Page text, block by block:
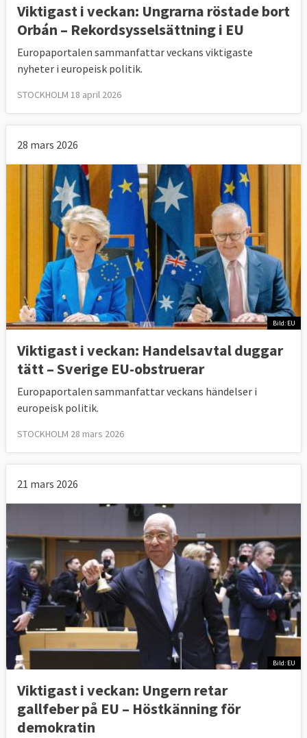
Viktigast i veckan: Ungrarna röstade bort
Orbán – Rekordsysselsättning i EU
Europaportalen sammanfattar veckans viktigaste
nyheter i europeisk politik.
STOCKHOLM 18 april 2026
28 mars 2026
Bild: EU
Viktigast i veckan: Handelsavtal duggar
tätt – Sverige EU-obstruerar
Europaportalen sammanfattar veckans händelser i
europeisk politik.
STOCKHOLM 28 mars 2026
21 mars 2026
Bild: EU
Viktigast i veckan: Ungern retar
gallfeber på EU – Höstkänning för
demokratin